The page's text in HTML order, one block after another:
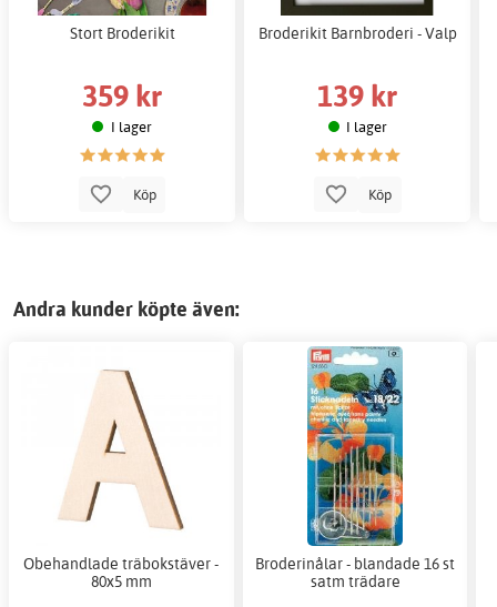
Stort Broderikit
359 kr
I lager
Köp
Broderikit Barnbroderi - Valp
139 kr
I lager
Köp
Andra kunder köpte även:
Obehandlade träbokstäver -
80x5 mm
Broderinålar - blandade 16 st
satm trädare